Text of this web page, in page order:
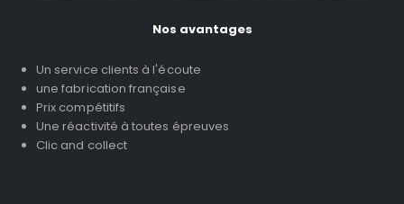
Nos avantages
Un service clients à l'écoute
une fabrication française
Prix compétitifs
Une réactivité à toutes épreuves
Clic and collect